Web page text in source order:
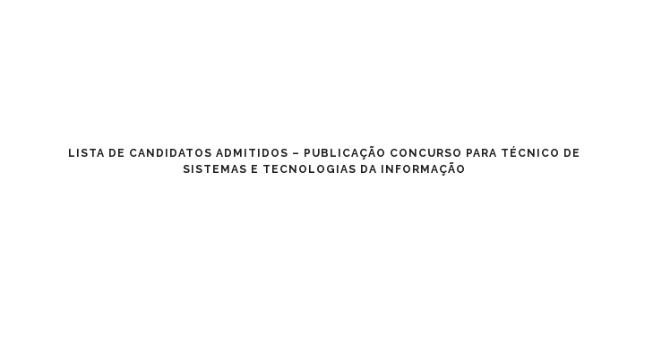
LISTA DE CANDIDATOS ADMITIDOS – PUBLICAÇÃO CONCURSO PARA TÉCNICO DE
SISTEMAS E TECNOLOGIAS DA INFORMAÇÃO